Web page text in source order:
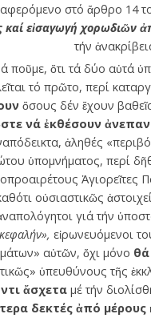
στό ἄρθρο 14
καί εἰσαγωγή χορωδιῶν
τήν
ὅτι τά δύο αὐτά
τό πρῶτο, περί
ὅσους δέν ἔχουν
νά ἐκθέσουν
ἀληθές
ὑπομνήματος, περί
Ἁγιορεῖτες
οὐσιαστικῶς
γιά τήν
εἰρωνευόμενοι
αὐτῶν, ὄχι μόνο
ὑπευθύνους τῆς
ἄσχεταμέ τήν
δεκτές ἀπό